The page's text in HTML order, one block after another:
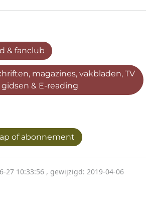
& fanclub
magazines, vakbladen, TV
gidsen & E-reading
of abonnement
27 10:33:56 , gewijzigd: 2019-04-06